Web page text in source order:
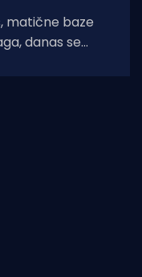
matične baze
danas se